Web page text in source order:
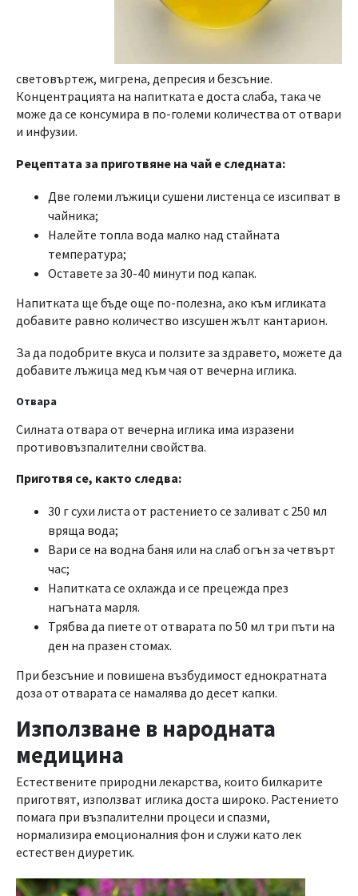
световъртеж, мигрена, депресия и безсъние.
Концентрацията на напитката е доста слаба, така че
може да се консумира в по-големи количества от отвари
и инфузии.
Рецептата за приготвяне на чай е следната:
Две големи лъжици сушени листенца се изсипват в
чайника;
Налейте топла вода малко над стайната
температура;
Оставете за 30-40 минути под капак.
Напитката ще бъде още по-полезна, ако към игликата
добавите равно количество изсушен жълт кантарион.
За да подобрите вкуса и ползите за здравето, можете да
добавите лъжица мед към чая от вечерна иглика.
Отвара
Силната отвара от вечерна иглика има изразени
противовъзпалителни свойства.
Приготвя се, както следва:
30 г сухи листа от растението се заливат с 250 мл
вряща вода;
Вари се на водна баня или на слаб огън за четвърт
час;
Напитката се охлажда и се прецежда през
нагъната марля.
Трябва да пиете от отварата по 50 мл три пъти на
ден на празен стомах.
При безсъние и повишена възбудимост еднократната
доза от отварата се намалява до десет капки.
Използване в народната
медицина
Естествените природни лекарства, които билкарите
приготвят, използват иглика доста широко. Растението
помага при възпалителни процеси и спазми,
нормализира емоционалния фон и служи като лек
естествен диуретик.